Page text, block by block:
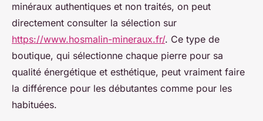
minéraux authentiques et non traités, on peut
directement consulter la sélection sur
https://www.hosmalin-mineraux.fr/. Ce type de
boutique, qui sélectionne chaque pierre pour sa
qualité énergétique et esthétique, peut vraiment faire
la différence pour les débutantes comme pour les
habituées.